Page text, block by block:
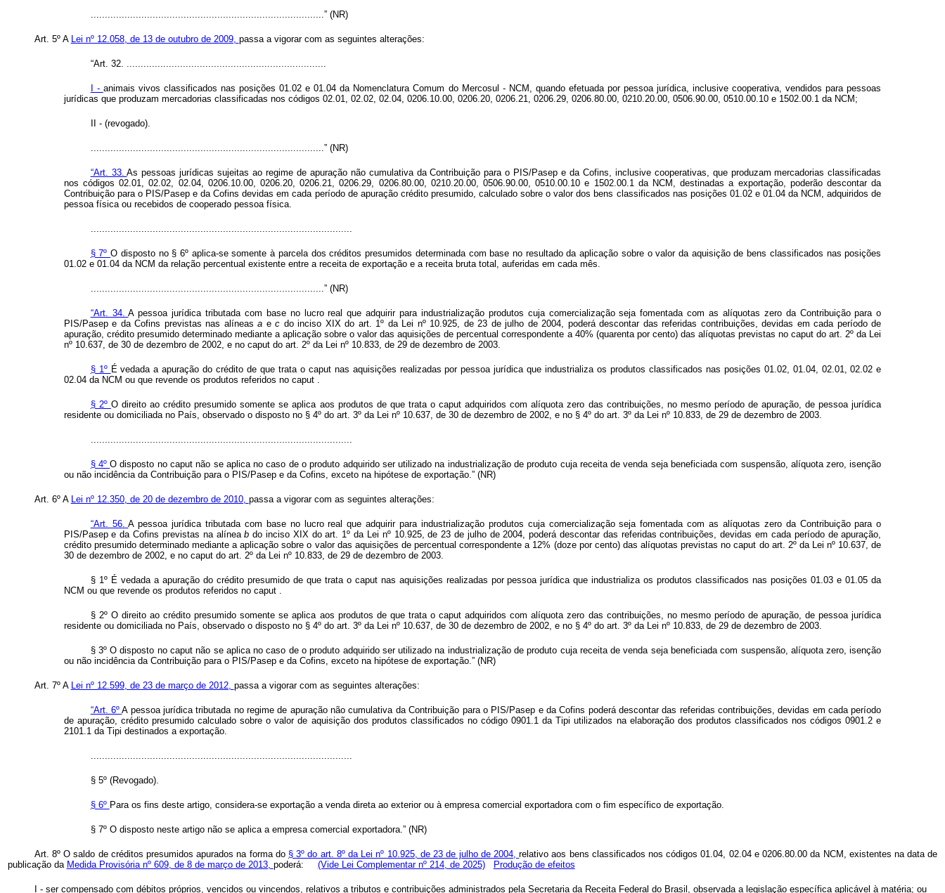
...................................................................................” (NR)
Art. 5º A Lei nº 12.058, de 13 de outubro de 2009, passa a vigorar com as seguintes alterações:
“Art. 32. .......................................................................
I - animais vivos classificados nas posições 01.02 e 01.04 da Nomenclatura Comum do Mercosul - NCM, quando efetuada por pessoa jurídica, inclusive cooperativa, vendidos para pessoas
jurídicas que produzam mercadorias classificadas nos códigos 02.01, 02.02, 02.04, 0206.10.00, 0206.20, 0206.21, 0206.29, 0206.80.00, 0210.20.00, 0506.90.00, 0510.00.10 e 1502.00.1 da NCM;
II - (revogado).
...................................................................................” (NR)
“Art. 33.As pessoas jurídicas sujeitas ao regime de apuração não cumulativa da Contribuição para o PIS/Pasep e da Cofins, inclusive cooperativas, que produzam mercadorias classificadas
nos códigos 02.01, 02.02, 02.04, 0206.10.00, 0206.20, 0206.21, 0206.29, 0206.80.00, 0210.20.00, 0506.90.00, 0510.00.10 e 1502.00.1 da NCM, destinadas a exportação, poderão descontar da
Contribuição para o PIS/Pasep e da Cofins devidas em cada período de apuração crédito presumido, calculado sobre o valor dos bens classificados nas posições 01.02 e 01.04 da NCM, adquiridos de
pessoa física ou recebidos de cooperado pessoa física.
§ 7ºO disposto no § 6º aplica-se somente à parcela dos créditos presumidos determinada com base no resultado da aplicação sobre o valor da aquisição de bens classificados nas posições
01.02 e 01.04 da NCM da relação percentual existente entre a receita de exportação e a receita bruta total, auferidas em cada mês.
...................................................................................” (NR)
“Art. 34.A pessoa jurídica tributada com base no lucro real que adquirir para industrialização produtos cuja comercialização seja fomentada com as alíquotas zero da Contribuição para o
PIS/Pasep e da Cofins previstas nas alíneasa ec do inciso XIX do art. 1º da Lei nº 10.925, de 23 de julho de 2004, poderá descontar das referidas contribuições, devidas em cada período de
apuração, crédito presumido determinado mediante a aplicação sobre o valor das aquisições de percentual correspondente a 40% (quarenta por cento) das alíquotas previstas nocaputdo art. 2º da Lei
nº 10.637, de 30 de dezembro de 2002, e no caput do art. 2º da Lei nº 10.833, de 29 de dezembro de 2003.
§ 1º É vedada a apuração do crédito de que trata o caput nas aquisições realizadas por pessoa jurídica que industrializa os produtos classificados nas posições 01.02, 01.04, 02.01, 02.02 e
02.04 da NCM ou que revende os produtos referidos no caput
§ 2º O direito ao crédito presumido somente se aplica aos produtos de que trata ocaputadquiridos com alíquota zero das contribuições, no mesmo período de apuração, de pessoa jurídica
residente ou domiciliada no País, observado o disposto no § 4º do art. 3º da Lei nº 10.637, de 30 de dezembro de 2002, e no § 4º do art. 3º da Lei nº 10.833, de 29 de dezembro de 2003.
§ 4ºO disposto nocaputnão se aplica no caso de o produto adquirido ser utilizado na industrialização de produto cuja receita de venda seja beneficiada com suspensão, alíquota zero, isenção
ou não incidência da Contribuição para o PIS/Pasep e da Cofins, exceto na hipótese de exportação.” (NR)
Art. 6º A Lei nº 12.350, de 20 de dezembro de 2010, passa a vigorar com as seguintes alterações:
“Art. 56.A pessoa jurídica tributada com base no lucro real que adquirir para industrialização produtos cuja comercialização seja fomentada com as alíquotas zero da Contribuição para o
PIS/Pasep e da Cofins previstas na alíneabdo inciso XIX do art. 1º da Lei nº 10.925, de 23 de julho de 2004, poderá descontar das referidas contribuições, devidas em cada período de apuração,
crédito presumido determinado mediante a aplicação sobre o valor das aquisições de percentual correspondente a 12% (doze por cento) das alíquotas previstas nocaput do art. 2º da Lei nº 10.637, de
30 de dezembro de 2002, e no caput do art. 2º da Lei nº 10.833, de 29 de dezembro de 2003.
§ 1º É vedada a apuração do crédito presumido de que trata o caput nas aquisições realizadas por pessoa jurídica que industrializa os produtos classificados nas posições 01.03 e 01.05 da
NCM ou que revende os produtos referidos no caput
§ 2º O direito ao crédito presumido somente se aplica aos produtos de que trata ocaputadquiridos com alíquota zero das contribuições, no mesmo período de apuração, de pessoa jurídica
residente ou domiciliada no País, observado o disposto no § 4º do art. 3º da Lei nº 10.637, de 30 de dezembro de 2002, e no § 4º do art. 3º da Lei nº 10.833, de 29 de dezembro de 2003.
§ 3º O disposto nocaputnão se aplica no caso de o produto adquirido ser utilizado na industrialização de produto cuja receita de venda seja beneficiada com suspensão, alíquota zero, isenção
ou não incidência da Contribuição para o PIS/Pasep e da Cofins, exceto na hipótese de exportação.” (NR)
Art. 7º A Lei nº 12.599, de 23 de março de 2012, passa a vigorar com as seguintes alterações:
“Art. 6ºA pessoa jurídica tributada no regime de apuração não cumulativa da Contribuição para o PIS/Pasep e da Cofins poderá descontar das referidas contribuições, devidas em cada período
de apuração, crédito presumido calculado sobre o valor de aquisição dos produtos classificados no código 0901.1 da Tipi utilizados na elaboração dos produtos classificados nos códigos 0901.2 e
2101.1 da Tipi destinados a exportação.
§ 5º (Revogado).
§ 6º Para os fins deste artigo, considera-se exportação a venda direta ao exterior ou à empresa comercial exportadora com o fim específico de exportação.
§ 7º O disposto neste artigo não se aplica a empresa comercial exportadora.” (NR)
Art. 8º O saldo de créditos presumidos apurados na forma do § 3º do art. 8º da Lei nº 10.925, de 23 de julho de 2004,relativo aos bens classificados nos códigos 01.04, 02.04 e 0206.80.00 da NCM, existentes na data de
publicação da Medida Provisória nº 609, de 8 de março de 2013, poderá: (Vide Lei Complementar nº 214, de 2025) Produção de efeitos
I - ser compensado com débitos próprios, vencidos ou vincendos, relativos a tributos e contribuições administrados pela Secretaria da Receita Federal do Brasil, observada a legislação específica aplicável à matéria; ou